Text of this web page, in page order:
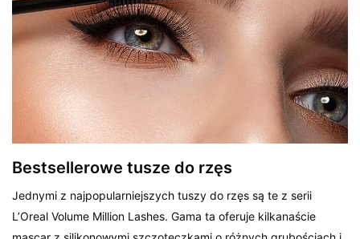
Bestsellerowe tusze do rzęs
Jednymi z najpopularniejszych tuszy do rzęs są te z serii
L’Oreal Volume Million Lashes. Gama ta oferuje kilkanaście